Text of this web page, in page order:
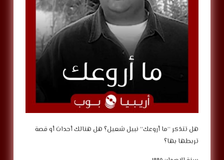
‎هل تتذكر “ما أروعك” نبيل شعيل؟ هل هنالك أحداث أو قصة
تربطها بها؟